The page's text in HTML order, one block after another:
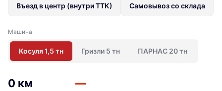
Въезд в центр (внутри ТТК) Самовывоз со склада
Машина
Косуля 1,5 тн Гризли 5 тн ПАРНАС 20 тн
0 км —